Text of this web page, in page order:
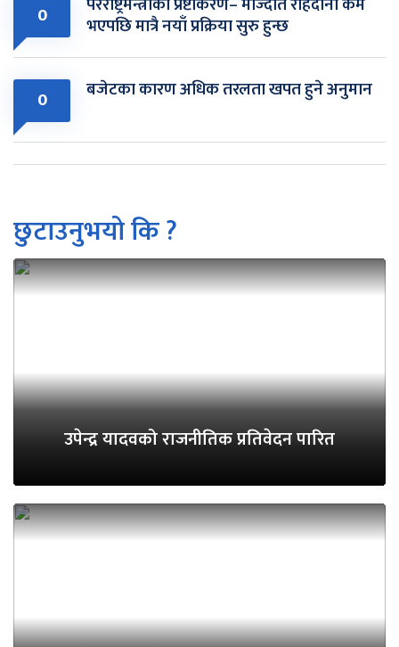
0 भएपछि मात्रै नयाँ प्रक्रिया सुरु हुन्छ
0 बजेटका कारण अधिक तरलता खपत हुने अनुमान
छुटाउनुभयो कि ?
उपेन्द्र यादवको राजनीतिक प्रतिवेदन पारित